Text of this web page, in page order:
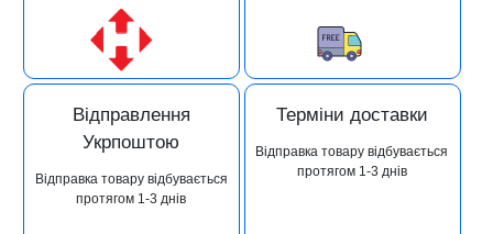
Відправлення
Укрпоштою
Відправка товару відбувається
протягом 1-3 днів
Терміни доставки
Відправка товару відбувається
протягом 1-3 днів